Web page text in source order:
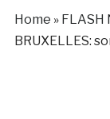
Home » FLASH
BRUXELLES: